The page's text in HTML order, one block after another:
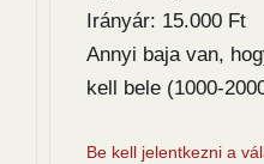
Irányár: 15.000 Ft
Annyi baja van,
kell bele (1000-
Be kell jelentkezni a